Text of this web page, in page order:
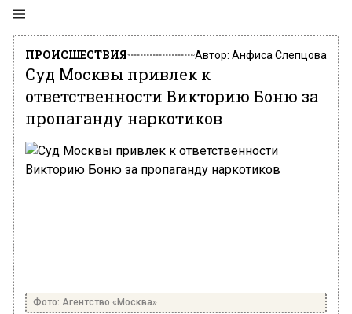
ПРОИСШЕСТВИЯ Автор: Анфиса Слепцова
Суд Москвы привлек к
ответственности Викторию Боню за
пропаганду наркотиков
Фото: Агентство «Москва»